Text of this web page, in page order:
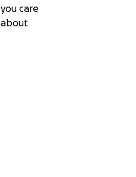
you care
about